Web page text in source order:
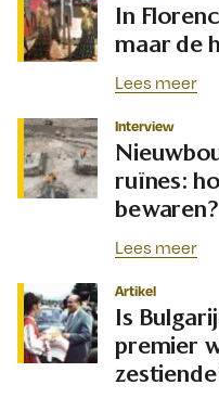
In
maar de
Lees meer
Interview
ruïnes:
bewaren?
Lees meer
Artikel
Is
premier